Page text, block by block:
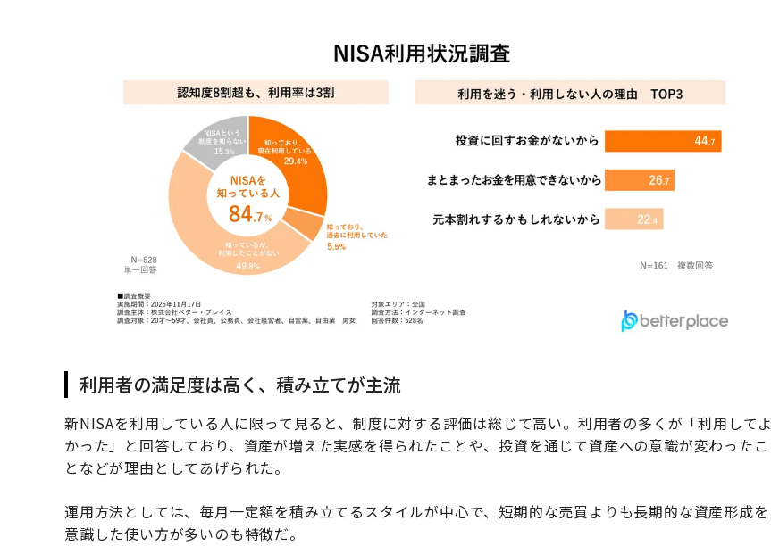
利用者の満足度は高く、積み立てが主流
新NISAを利用している人に限って見ると、制度に対する評価は総じて高い。利用者の多くが「利用してよ
かった」と回答しており、資産が増えた実感を得られたことや、投資を通じて資産への意識が変わったこ
となどが理由としてあげられた。
運用方法としては、毎月一定額を積み立てるスタイルが中心で、短期的な売買よりも長期的な資産形成を
意識した使い方が多いのも特徴だ。